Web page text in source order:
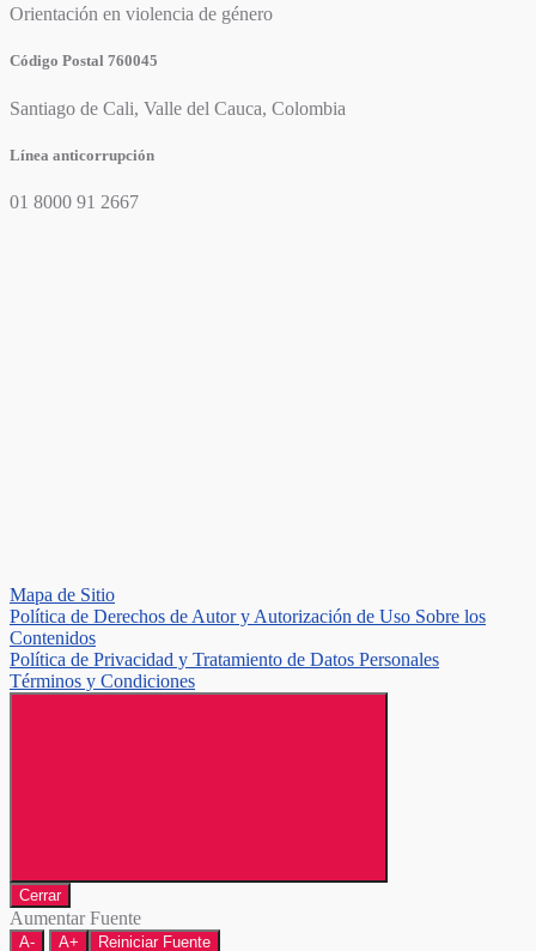
Orientación en violencia de género
Código Postal 760045
Santiago de Cali, Valle del Cauca, Colombia
Línea anticorrupción
01 8000 91 2667
Mapa de Sitio
Política de Derechos de Autor y Autorización de Uso Sobre los
Contenidos
Política de Privacidad y Tratamiento de Datos Personales
Términos y Condiciones
Cerrar
Aumentar Fuente
A- A+ Reiniciar Fuente